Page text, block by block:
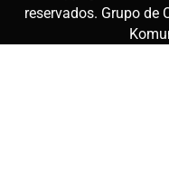
reservados. Grupo de